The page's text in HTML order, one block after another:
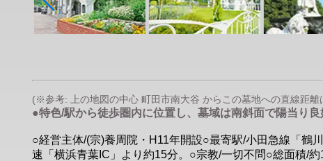
(※参考: 上の地図の中心 町田市南大谷 からこの墓地への直線距離
●特色/駅から徒歩圏内に位置し、墓域は南斜面で陽当り
○経営主体/(宗)養周院・H11年開設○最寄駅/小田急線「鶴
速「横浜青葉IC」より約15分。○宗教/一切不問○総面積/